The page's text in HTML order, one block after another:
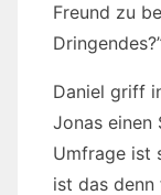
Freund zu
Daniel griff
Jonas einen
Umfrage ist
ist das denn